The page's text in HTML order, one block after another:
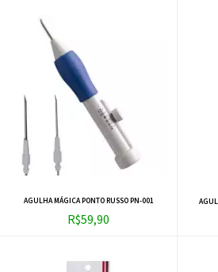
AGULHA MÁGICA PONTO RUSSO PN-001
R$59,90